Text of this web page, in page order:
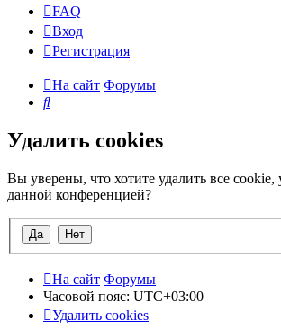
FAQ
Вход
Регистрация
На сайт Форумы
Поиск
Удалить cookies
Вы уверены, что хотите удалить все cookie,
данной конференцией?
На сайт Форумы
Часовой пояс: UTC+03:00
Удалить cookies